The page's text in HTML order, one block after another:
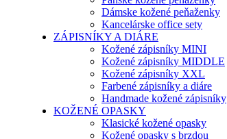
Dámske kožené peňaženky
Kancelárske office sety
ZÁPISNÍKY A DIÁRE
Kožené zápisníky MINI
Kožené zápisníky MIDDLE
Kožené zápisníky XXL
Farbené zápisníky a diáre
Handmade kožené zápisníky
KOŽENÉ OPASKY
Klasické kožené opasky
Kožené opasky s brzdou